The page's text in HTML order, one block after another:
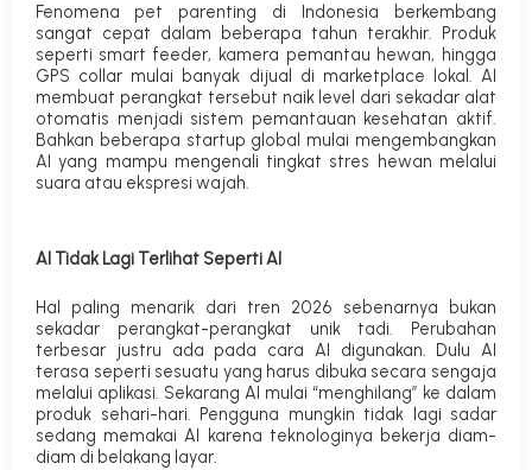
Fenomena pet parenting di Indonesia berkembang
sangat cepat dalam beberapa tahun terakhir. Produk
seperti smart feeder, kamera pemantau hewan, hingga
GPS collar mulai banyak dijual di marketplace lokal. AI
membuat perangkat tersebut naik level dari sekadar alat
otomatis menjadi sistem pemantauan kesehatan aktif.
Bahkan beberapa startup global mulai mengembangkan
AI yang mampu mengenali tingkat stres hewan melalui
suara atau ekspresi wajah.
AI Tidak Lagi Terlihat Seperti AI
Hal paling menarik dari tren 2026 sebenarnya bukan
sekadar perangkat-perangkat unik tadi. Perubahan
terbesar justru ada pada cara AI digunakan. Dulu AI
terasa seperti sesuatu yang harus dibuka secara sengaja
melalui aplikasi. Sekarang AI mulai “menghilang” ke dalam
produk sehari-hari. Pengguna mungkin tidak lagi sadar
sedang memakai AI karena teknologinya bekerja diam-
diam di belakang layar.